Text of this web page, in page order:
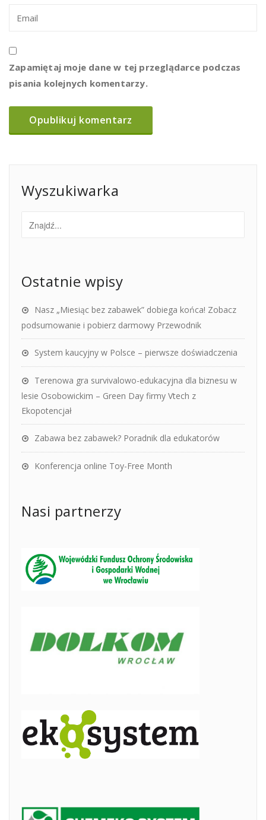
Zapamiętaj moje dane w tej przeglądarce podczas
pisania kolejnych komentarzy.
Wyszukiwarka
Ostatnie wpisy
Nasz „Miesiąc bez zabawek” dobiega końca! Zobacz
podsumowanie i pobierz darmowy Przewodnik
System kaucyjny w Polsce – pierwsze doświadczenia
Terenowa gra survivalowo-edukacyjna dla biznesu w
lesie Osobowickim – Green Day firmy Vtech z
Ekopotencjał
Zabawa bez zabawek? Poradnik dla edukatorów
Konferencja online Toy-Free Month
Nasi partnerzy